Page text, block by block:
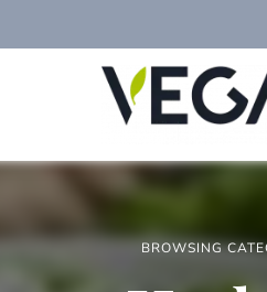
veggies
Foodblog
einfache
Rezepte,
saisonalesBROWSING